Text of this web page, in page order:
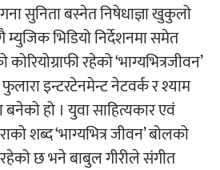
‘संवेदनाका प्रतिध्वनि’
लोकार्पण
सुनिता बस्नेत निषेधाज्ञा खुकुलो
भिडियो निर्देशनमा समेत
रहेको ‘भाग्यभित्रजीवन’
इन्टरटेनमेन्ट नेटवर्क र श्याम
बनेको हो । युवा साहित्यकार एवं
शब्द ‘भाग्यभित्र जीवन’ बोलको
छ भने बाबुल गीरीले संगीत